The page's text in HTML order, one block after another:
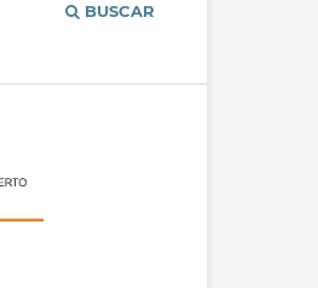
BUSCAR